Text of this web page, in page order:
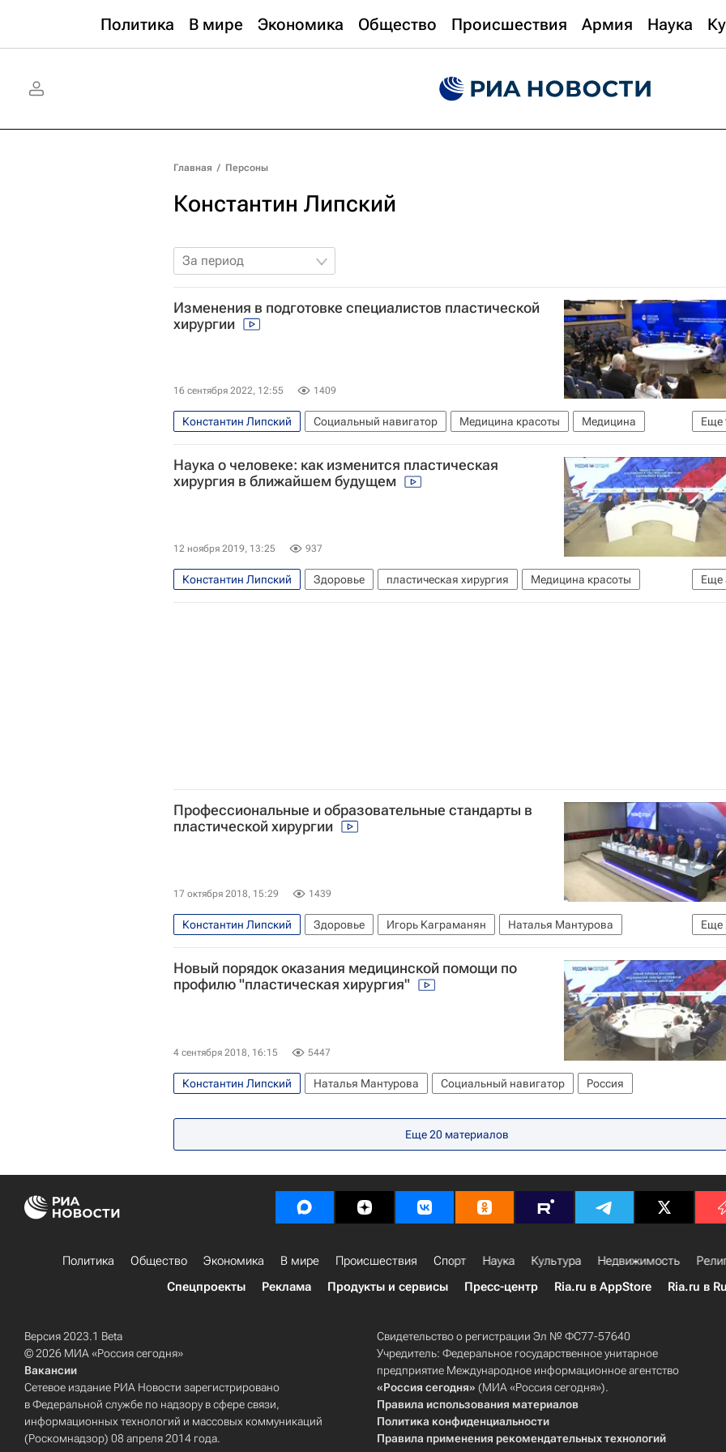
Политика В мире Экономика Общество Происшествия Армия Наука
Главная / Персоны
Константин Липский
За период
Изменения в подготовке специалистов пластической
хирургии
16 сентября 2022, 12:55 1409
Еще
Константин Липский Социальный навигатор Медицина красоты
Медицина
пластическая хирургия
Наталья Мантурова Николай Потекаев Россия
Москва
Северо-Западный ФО
Российский медицинский университет имени Н. И. Пирогова
Институт пластической хирургии и косметологии
Наука о человеке: как изменится пластическая
хирургия в ближайшем будущем
12 ноября 2019, 13:25 937
Еще
Константин Липский Здоровье пластическая хирургия
Медицина красоты
Социальный навигатор
Наталья Мантурова Россия
Профессиональные и образовательные стандарты в
пластической хирургии
17 октября 2018, 15:29 1439
Еще
Константин Липский Здоровье Игорь Каграманян
Наталья Мантурова
Социальный навигатор
Россия
Новый порядок оказания медицинской помощи по
профилю "пластическая хирургия"
4 сентября 2018, 16:15 5447
Константин Липский Наталья Мантурова Социальный навигатор Россия
Еще20 материалов
Политика Общество Экономика В мире Происшествия Спорт Наука Культура Недвижимость
Спецпроекты
Реклама Продукты и сервисы Пресс-центр Ria.ru в AppStore Ria.ru в
Версия 2023.1 Beta
© 2026 МИА «Россия сегодня»
Вакансии
Сетевое издание РИА Новости зарегистрировано
в Федеральной службе по надзору в сфере связи,
информационных технологий и массовых коммуникаций
(Роскомнадзор) 08 апреля 2014 года.
Свидетельство о регистрации Эл № ФС77-57640
Учредитель: Федеральное государственное унитарное
предприятие Международное информационное агентство
«Россия сегодня» (МИА «Россия сегодня»).
Правила использования материалов
Политика конфиденциальности
Правила применения рекомендательных технологий